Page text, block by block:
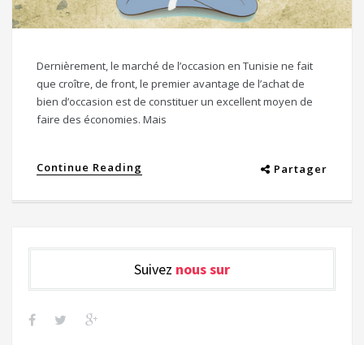
Dernièrement, le marché de l’occasion en Tunisie ne fait
que croître, de front, le premier avantage de l’achat de
bien d’occasion est de constituer un excellent moyen de
faire des économies. Mais
Continue Reading Partager
Suivez nous sur